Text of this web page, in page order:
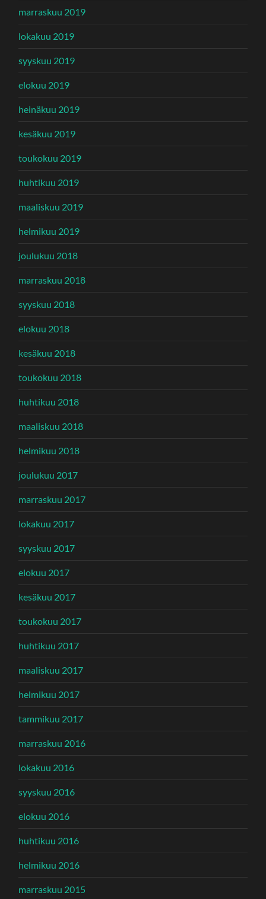
marraskuu 2019
lokakuu 2019
syyskuu 2019
elokuu 2019
heinäkuu 2019
kesäkuu 2019
toukokuu 2019
huhtikuu 2019
maaliskuu 2019
helmikuu 2019
joulukuu 2018
marraskuu 2018
syyskuu 2018
elokuu 2018
kesäkuu 2018
toukokuu 2018
huhtikuu 2018
maaliskuu 2018
helmikuu 2018
joulukuu 2017
marraskuu 2017
lokakuu 2017
syyskuu 2017
elokuu 2017
kesäkuu 2017
toukokuu 2017
huhtikuu 2017
maaliskuu 2017
helmikuu 2017
tammikuu 2017
marraskuu 2016
lokakuu 2016
syyskuu 2016
elokuu 2016
huhtikuu 2016
helmikuu 2016
marraskuu 2015